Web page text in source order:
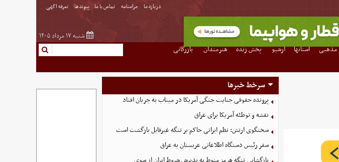
درباره ما مرامنامه تماس با ما پیوندها تعرفه اگهی
شنبه ۱۷ مرداد ۱۴۰۵
مذهبی استانها آرشیو پخش زنده هنرمندان
بازرگانی
سرخط خبرها
پرونده حقوقی جنایت جنگی آمریکا در میناب به جریان افتاد
نقشه و توطئه آمریکا برای عراق
سخنگوی ارتش: نظم ایرانی حاکم بر تنگه غیرقابل بازگشت است
سفر رئیس دستگاه اطلاعاتی عربستان به عراق